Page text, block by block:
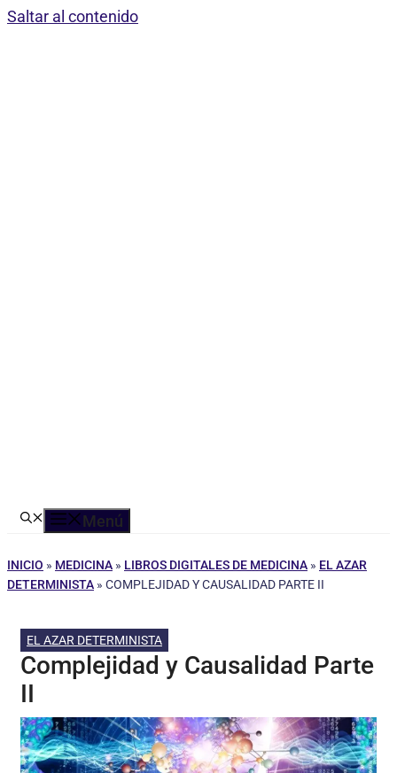
Saltar al contenido
Menú
INICIO » MEDICINA » LIBROS DIGITALES DE MEDICINA » EL AZAR
DETERMINISTA » COMPLEJIDAD Y CAUSALIDAD PARTE II
EL AZAR DETERMINISTA
Complejidad y Causalidad Parte
II